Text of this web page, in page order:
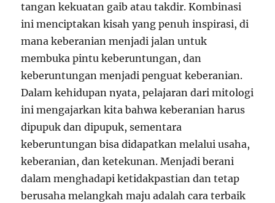
tangan kekuatan gaib atau takdir. Kombinasi
ini menciptakan kisah yang penuh inspirasi, di
mana keberanian menjadi jalan untuk
membuka pintu keberuntungan, dan
keberuntungan menjadi penguat keberanian.
Dalam kehidupan nyata, pelajaran dari mitologi
ini mengajarkan kita bahwa keberanian harus
dipupuk dan dipupuk, sementara
keberuntungan bisa didapatkan melalui usaha,
keberanian, dan ketekunan. Menjadi berani
dalam menghadapi ketidakpastian dan tetap
berusaha melangkah maju adalah cara terbaik